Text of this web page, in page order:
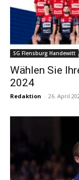
SG Flensburg Handewitt
Wählen Sie
2024
Redaktion - 26. April